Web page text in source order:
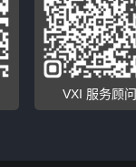
VXI 服务顾问